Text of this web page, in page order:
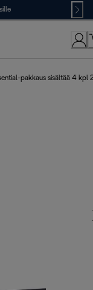
pakkaus sisältää 4